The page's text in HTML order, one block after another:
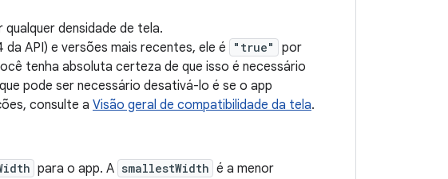
densidade de tela.
API) e versões mais recentes, ele é
"true"
por
tenha absoluta certeza de que isso é necessário
pode ser necessário desativá-lo é se o app
consulte a Visão geral de compatibilidade da tela.
para o app. A smallestWidth é a menor